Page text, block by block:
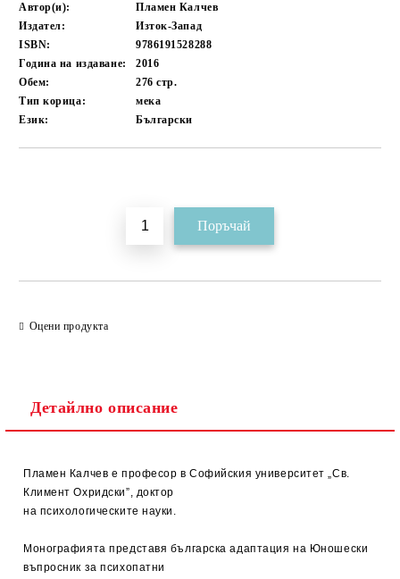
Автор(и):
Пламен Калчев
Издател:
Изток-Запад
ISBN:
9786191528288
Година на издаване:
2016
Обем:
276стр.
Тип корица:
мека
Език:
Български
Оцени продукта
Детайлно описание
Пламен Калчев е професор в Софийския университет „Св.
Климент Охридски”, доктор
на психологическите науки.
Монографията представя българска адаптация на Юношески
въпросник за психопатни